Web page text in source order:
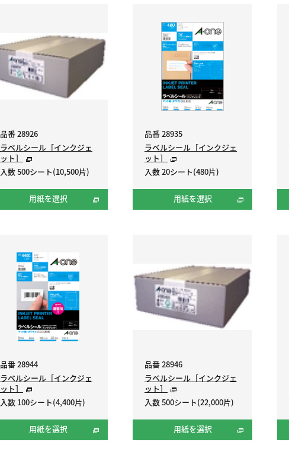
品番 28926
ラベルシール［インクジェ
ット］
入数 500シート(10,500片)
用紙を選択
品番 28935
ラベルシール［インクジェ
ット］
入数 20シート(480片)
用紙を選択
品番 28944
ラベルシール［インクジェ
ット］
入数 100シート(4,400片)
用紙を選択
品番 28946
ラベルシール［インクジェ
ット］
入数 500シート(22,000片)
用紙を選択